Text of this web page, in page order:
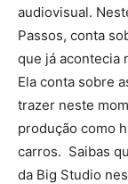
audiovisual.
Passos, conta
que já acontecia
Ela conta sobre
trazer neste
produção como
carros. Saibas
da Big Studio